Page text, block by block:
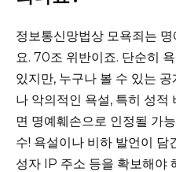
정보통신망법상 모욕죄는
요. 70조 위반이죠. 단순히
있지만, 누구나 볼 수 있는
나 악의적인 욕설, 특히 성적
면 명예훼손으로 인정될 가
수! 욕설이나 비하 발언이 담
성자 IP 주소 등을 확보해야